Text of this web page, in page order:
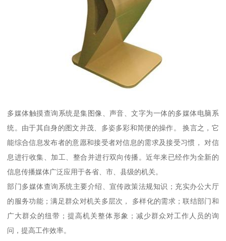
多媒体触摸查询系统是集图像、声音、文字为一体的多媒体电脑系
统。由于其自身的图文并茂、多姿多彩和简便的操作。 换言之，它
能综合信息发布者的意愿和接受者对信息的需求及接受习惯， 对信
息进行收集、加工、整合并进行双向传播。近年来已经作为全新的
信息传播媒体广泛应用于各省、市、县级的机关。
部门多媒体查询系统主要介绍、宣传政策法规知识；充实办公大厅
的服务功能；满足群众对机关多层次， 多样化的需求；联结部门和
广大群众的纽带；提高机关整体形象；减少群众对工作人员的询
问，提高工作效率。